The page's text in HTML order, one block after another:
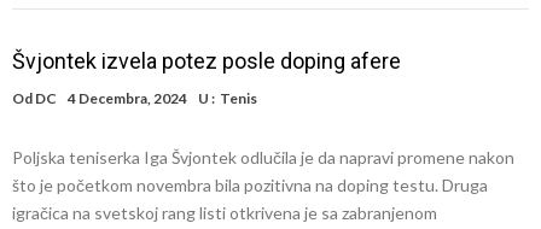
Švjontek izvela potez posle doping afere
Od DC 4 Decembra, 2024 U : Tenis
Poljska teniserka Iga Švjontek odlučila je da napravi promene nakon
što je početkom novembra bila pozitivna na doping testu. Druga
igračica na svetskoj rang listi otkrivena je sa zabranjenom